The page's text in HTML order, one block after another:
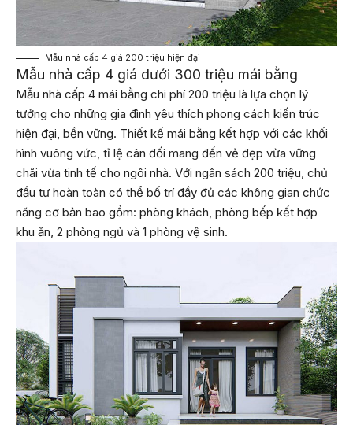
Mẫu nhà cấp 4 giá 200 triệu hiện đại
Mẫu nhà cấp 4 giá dưới 300 triệu mái bằng
Mẫu nhà cấp 4 mái bằng chi phí 200 triệu là lựa chọn lý
tưởng cho những gia đình yêu thích phong cách kiến trúc
hiện đại, bền vững. Thiết kế mái bằng kết hợp với các khối
hình vuông vức, tỉ lệ cân đối mang đến vẻ đẹp vừa vững
chãi vừa tinh tế cho ngôi nhà. Với ngân sách 200 triệu, chủ
đầu tư hoàn toàn có thể bố trí đầy đủ các không gian chức
năng cơ bản bao gồm: phòng khách, phòng bếp kết hợp
khu ăn, 2 phòng ngủ và 1 phòng vệ sinh.